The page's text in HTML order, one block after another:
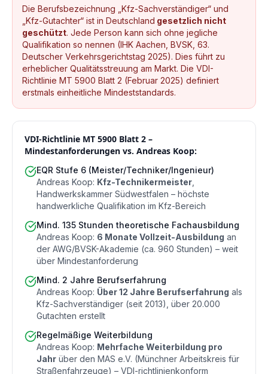
Die Berufsbezeichnung „Kfz-Sachverständiger“ und
„Kfz-Gutachter“ ist in Deutschland gesetzlich nicht
geschützt. Jede Person kann sich ohne jegliche
Qualifikation so nennen (IHK Aachen, BVSK, 63.
Deutscher Verkehrsgerichtstag 2025). Dies führt zu
erheblicher Qualitätsstreuung am Markt. Die VDI-
Richtlinie MT 5900 Blatt 2 (Februar 2025) definiert
erstmals einheitliche Mindeststandards.
VDI-Richtlinie MT 5900 Blatt 2 –
Mindestanforderungen vs. Andreas Koop:
EQR Stufe 6 (Meister/Techniker/Ingenieur)
Andreas Koop: Kfz-Technikermeister
Handwerkskammer Südwestfalen – höchste
handwerkliche Qualifikation im Kfz-Bereich
Mind. 135 Stunden theoretische Fachausbildung
Andreas Koop: 6 Monate Vollzeit-Ausbildung an
der AWG/BVSK-Akademie (ca. 960 Stunden) – weit
über Mindestanforderung
Mind. 2 Jahre Berufserfahrung
Andreas Koop: Über 12 Jahre Berufserfahrung als
Kfz-Sachverständiger (seit 2013), über 20.000
Gutachten erstellt
Regelmäßige Weiterbildung
Andreas Koop: Mehrfache Weiterbildung pro
Jahr über den MAS e.V. (Münchner Arbeitskreis für
Straßenfahrzeuge) – VDI-richtlinienkonform